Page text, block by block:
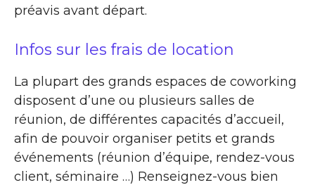
préavis avant départ.
Infos sur les frais de location
La plupart des grands espaces de coworking
disposent d’une ou plusieurs salles de
réunion, de différentes capacités d’accueil,
afin de pouvoir organiser petits et grands
événements (réunion d’équipe, rendez-vous
client, séminaire …) Renseignez-vous bien